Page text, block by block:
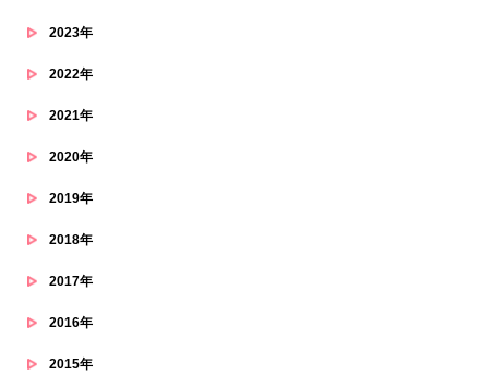
2023年
2022年
2021年
2020年
2019年
2018年
2017年
2016年
2015年